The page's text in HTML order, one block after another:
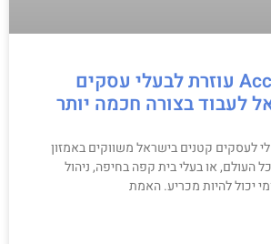
כיצד AccountIT עוזרת לבעלי עסקים
לעבוד בצורה חכמה יותר
לעסקים קטנים בישראל משווקים באמזון
העולם, או בעלי בית קפה בחיפה, ניהול
יכול להיות מכריע. האמת